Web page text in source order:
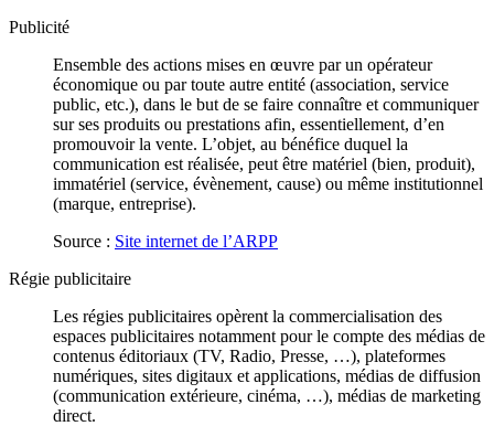
Publicité
Ensemble des actions mises en œuvre par un opérateur
économique ou par toute autre entité (association, service
public, etc.), dans le but de se faire connaître et communiquer
sur ses produits ou prestations afin, essentiellement, d’en
promouvoir la vente. L’objet, au bénéfice duquel la
communication est réalisée, peut être matériel (bien, produit),
immatériel (service, évènement, cause) ou même institutionnel
(marque, entreprise).
Source : Site internet de l’ARPP
Régie publicitaire
Les régies publicitaires opèrent la commercialisation des
espaces publicitaires notamment pour le compte des médias de
contenus éditoriaux (TV, Radio, Presse, …), plateformes
numériques, sites digitaux et applications, médias de diffusion
(communication extérieure, cinéma, …), médias de marketing
direct.